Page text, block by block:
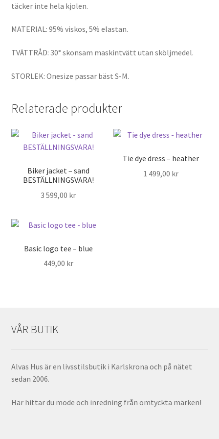
täcker inte hela kjolen.
MATERIAL: 95% viskos, 5% elastan.
TVÄTTRÅD: 30° skonsam maskintvätt utan sköljmedel.
STORLEK: Onesize passar bäst S-M.
Relaterade produkter
Biker jacket – sand
BESTÄLLNINGSVARA!
3 599,00 kr
Tie dye dress – heather
1 499,00 kr
Basic logo tee – blue
449,00 kr
VÅR BUTIK
Alvas Hus är en livsstilsbutik i Karlskrona och på nätet
sedan 2006.
Här hittar du mode och inredning från omtyckta märken!